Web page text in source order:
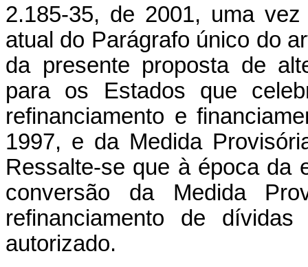
2.185-35, de 2001, uma
atual do Parágrafo único do
da presente proposta de
para os Estados que
refinanciamento e
1997, e da Medida
Ressalte-se que à época da
conversão da Medida
refinanciamento de
autorizado.